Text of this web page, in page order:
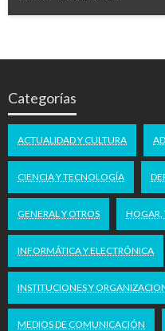
Categorías
ACTUALIDAD Y CULTURA
CIENCIA Y TECNOLOGÍA
GENERAL Y OTROS HOGAR,
INFORMÁTICA Y ELECTRÓNICA
INSTITUCIONES Y
MEDIOS DE COMUNICACIÓN